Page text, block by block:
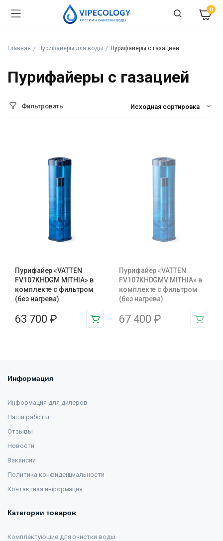
0
Главная Пурифайеры для воды Пурифайеры с газацией
Пурифайеры с газацией
Фильтровать
Пурифайер «VATTEN
FV107KHDGM MITHIA» в
комплекте с фильтром
(без нагрева)
63 700 ₽
Пурифайер «VATTEN
FV107KHDGMV MITHIA» в
комплекте с фильтром
(без нагрева)
67 400 ₽
Информация
Информация для дилеров
Наши работы
Отзывы
Новости
Вакансии
Политика конфиденциальности
Контактная информация
Категории товаров
Комплектующие для очистки воды